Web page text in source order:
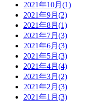
2021年10月(1)
2021年9月(2)
2021年8月(1)
2021年7月(3)
2021年6月(3)
2021年5月(3)
2021年4月(4)
2021年3月(2)
2021年2月(3)
2021年1月(3)